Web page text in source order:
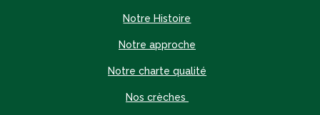
Notre Histoire
Notre approche
Notre charte qualité
Nos crèches